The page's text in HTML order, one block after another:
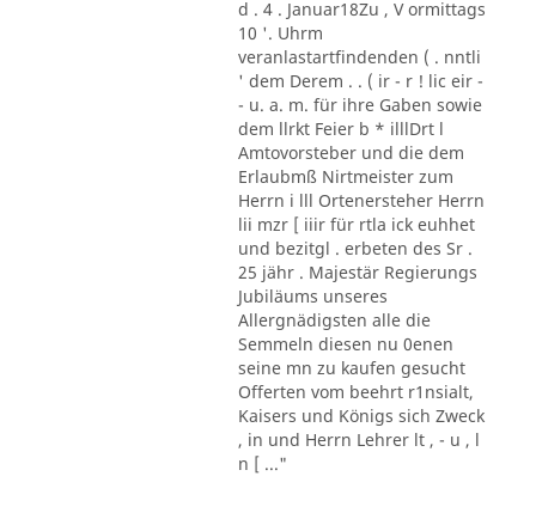
d . 4 . Januar18Zu , V ormittags
10 '. Uhrm
veranlastartfindenden ( . nntli
' dem Derem . . ( ir - r ! lic eir -
- u. a. m. für ihre Gaben sowie
dem llrkt Feier b * illlDrt l
Amtovorsteber und die dem
Erlaubmß Nirtmeister zum
Herrn i lll Ortenersteher Herrn
lii mzr [ iiir für rtla ick euhhet
und bezitgl . erbeten des Sr .
25 jähr . Majestär Regierungs
Jubiläums unseres
Allergnädigsten alle die
Semmeln diesen nu 0enen
seine mn zu kaufen gesucht
Offerten vom beehrt r1nsialt,
Kaisers und Königs sich Zweck
, in und Herrn Lehrer lt , - u , l
n [ ..."